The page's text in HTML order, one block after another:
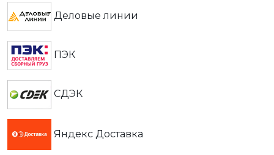
Деловые линии
ПЭК
СДЭК
Яндекс Доставка